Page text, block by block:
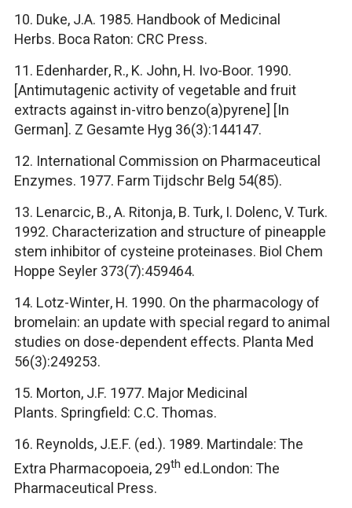
10. Duke, J.A. 1985. Handbook of Medicinal
Herbs. Boca Raton: CRC Press.
11. Edenharder, R., K. John, H. Ivo-Boor. 1990.
[Antimutagenic activity of vegetable and fruit
extracts against in-vitro benzo(a)pyrene] [In
German]. Z Gesamte Hyg 36(3):144147.
12. International Commission on Pharmaceutical
Enzymes. 1977. Farm Tijdschr Belg 54(85).
13. Lenarcic, B., A. Ritonja, B. Turk, I. Dolenc, V. Turk.
1992. Characterization and structure of pineapple
stem inhibitor of cysteine proteinases. Biol Chem
Hoppe Seyler 373(7):459464.
14. Lotz-Winter, H. 1990. On the pharmacology of
bromelain: an update with special regard to animal
studies on dose-dependent effects. Planta Med
56(3):249253.
15. Morton, J.F. 1977. Major Medicinal
Plants. Springfield: C.C. Thomas.
16. Reynolds, J.E.F. (ed.). 1989. Martindale: The
Extra Pharmacopoeia, 29th ed.London: The
Pharmaceutical Press.